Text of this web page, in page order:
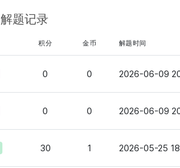
解题记录
积分 金币 解题时间
0 0 2026-06-09
0 0 2026-06-09
30 1 2026-05-25